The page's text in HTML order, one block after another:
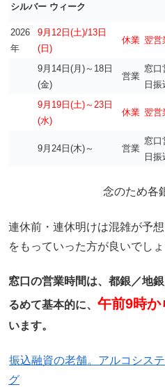
シルバー ウィーク
2026
年
9月12日(土)/13日
(日)
休業 翌営
9月14日(月)～18日
(金)
営業
窓口
日振
9月19日(土)～23日
(水)
休業 翌営
9月24日(木)～ 営業
窓口
日振
念のため各
連休前・連休明けは混雑が予
をもっていった方が良いでしょ
窓口の営業時間は、都銀／地
るめて基本的に、 午前9時
います。
振込融資の老舗。アルコシス
グ